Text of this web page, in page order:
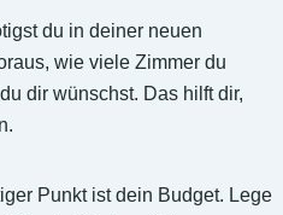
du in deiner neuen
wie viele Zimmer du
dir wünschst. Das hilft dir,
Punkt ist dein Budget. Lege